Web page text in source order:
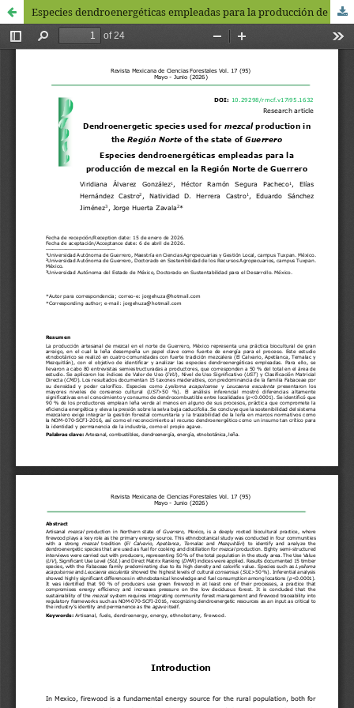
Especies dendroenergéticas empleadas para la producción de mezcal en la Región Norte de Guerrero